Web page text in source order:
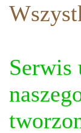
Serwis